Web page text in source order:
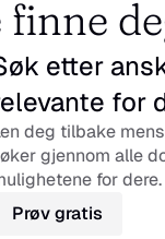
finne
etter
for
deg tilbake
gjennom alle
for dere.
Prøv gratis